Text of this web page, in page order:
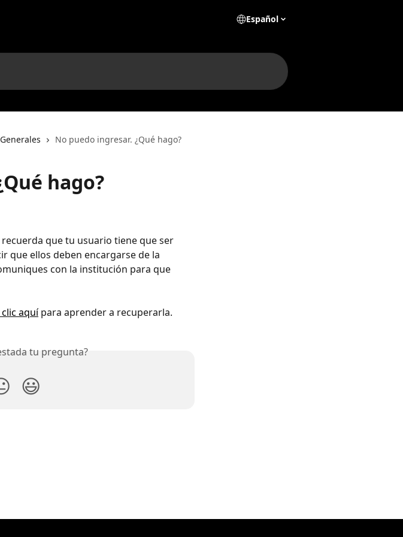
Español
No puedo ingresar. ¿Qué hago?
hago?
que tu usuario tiene que ser
que ellos deben encargarse de la
con la institución para que
clic aquí para aprender a recuperarla.
tu pregunta?
😃